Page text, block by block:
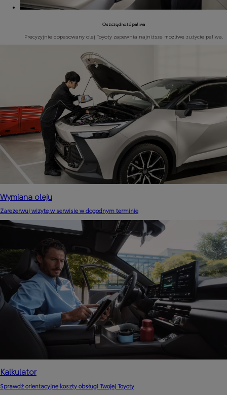
Oszczędność paliwa
Precyzyjnie dopasowany olej Toyoty zapewnia najniższe możliwe zużycie paliwa.
Wymiana oleju
Zarezerwuj wizytę w serwisie w dogodnym terminie
Kalkulator
Sprawdź orientacyjne koszty obsługi Twojej Toyoty